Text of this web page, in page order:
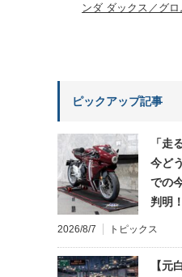
ンダ ダックス／グ
ピックアップ記事
「走
今ど
での
判明！
2026/8/7 トピックス
【元